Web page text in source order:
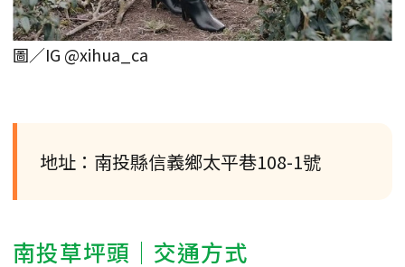
圖／IG @xihua_ca
地址：南投縣信義鄉太平巷108-1號
南投草坪頭｜交通方式